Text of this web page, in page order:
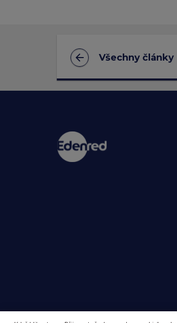
arrow_back Všechny články